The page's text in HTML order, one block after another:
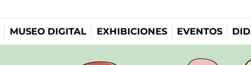
MUSEO DIGITAL EXHIBICIONES EVENTOS